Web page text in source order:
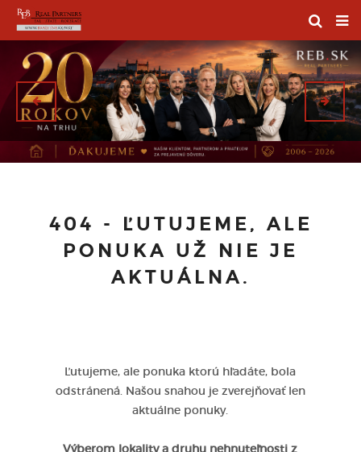
404 - ĽUTUJEME, ALE
PONUKA UŽ NIE JE
AKTUÁLNA.
Ľutujeme, ale ponuka ktorú hľadáte, bola
odstránená. Našou snahou je zverejňovať len
aktuálne ponuky.
Výberom lokality a druhu nehnuteľnosti z